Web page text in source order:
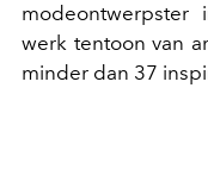
werk tentoon van
minder dan 37